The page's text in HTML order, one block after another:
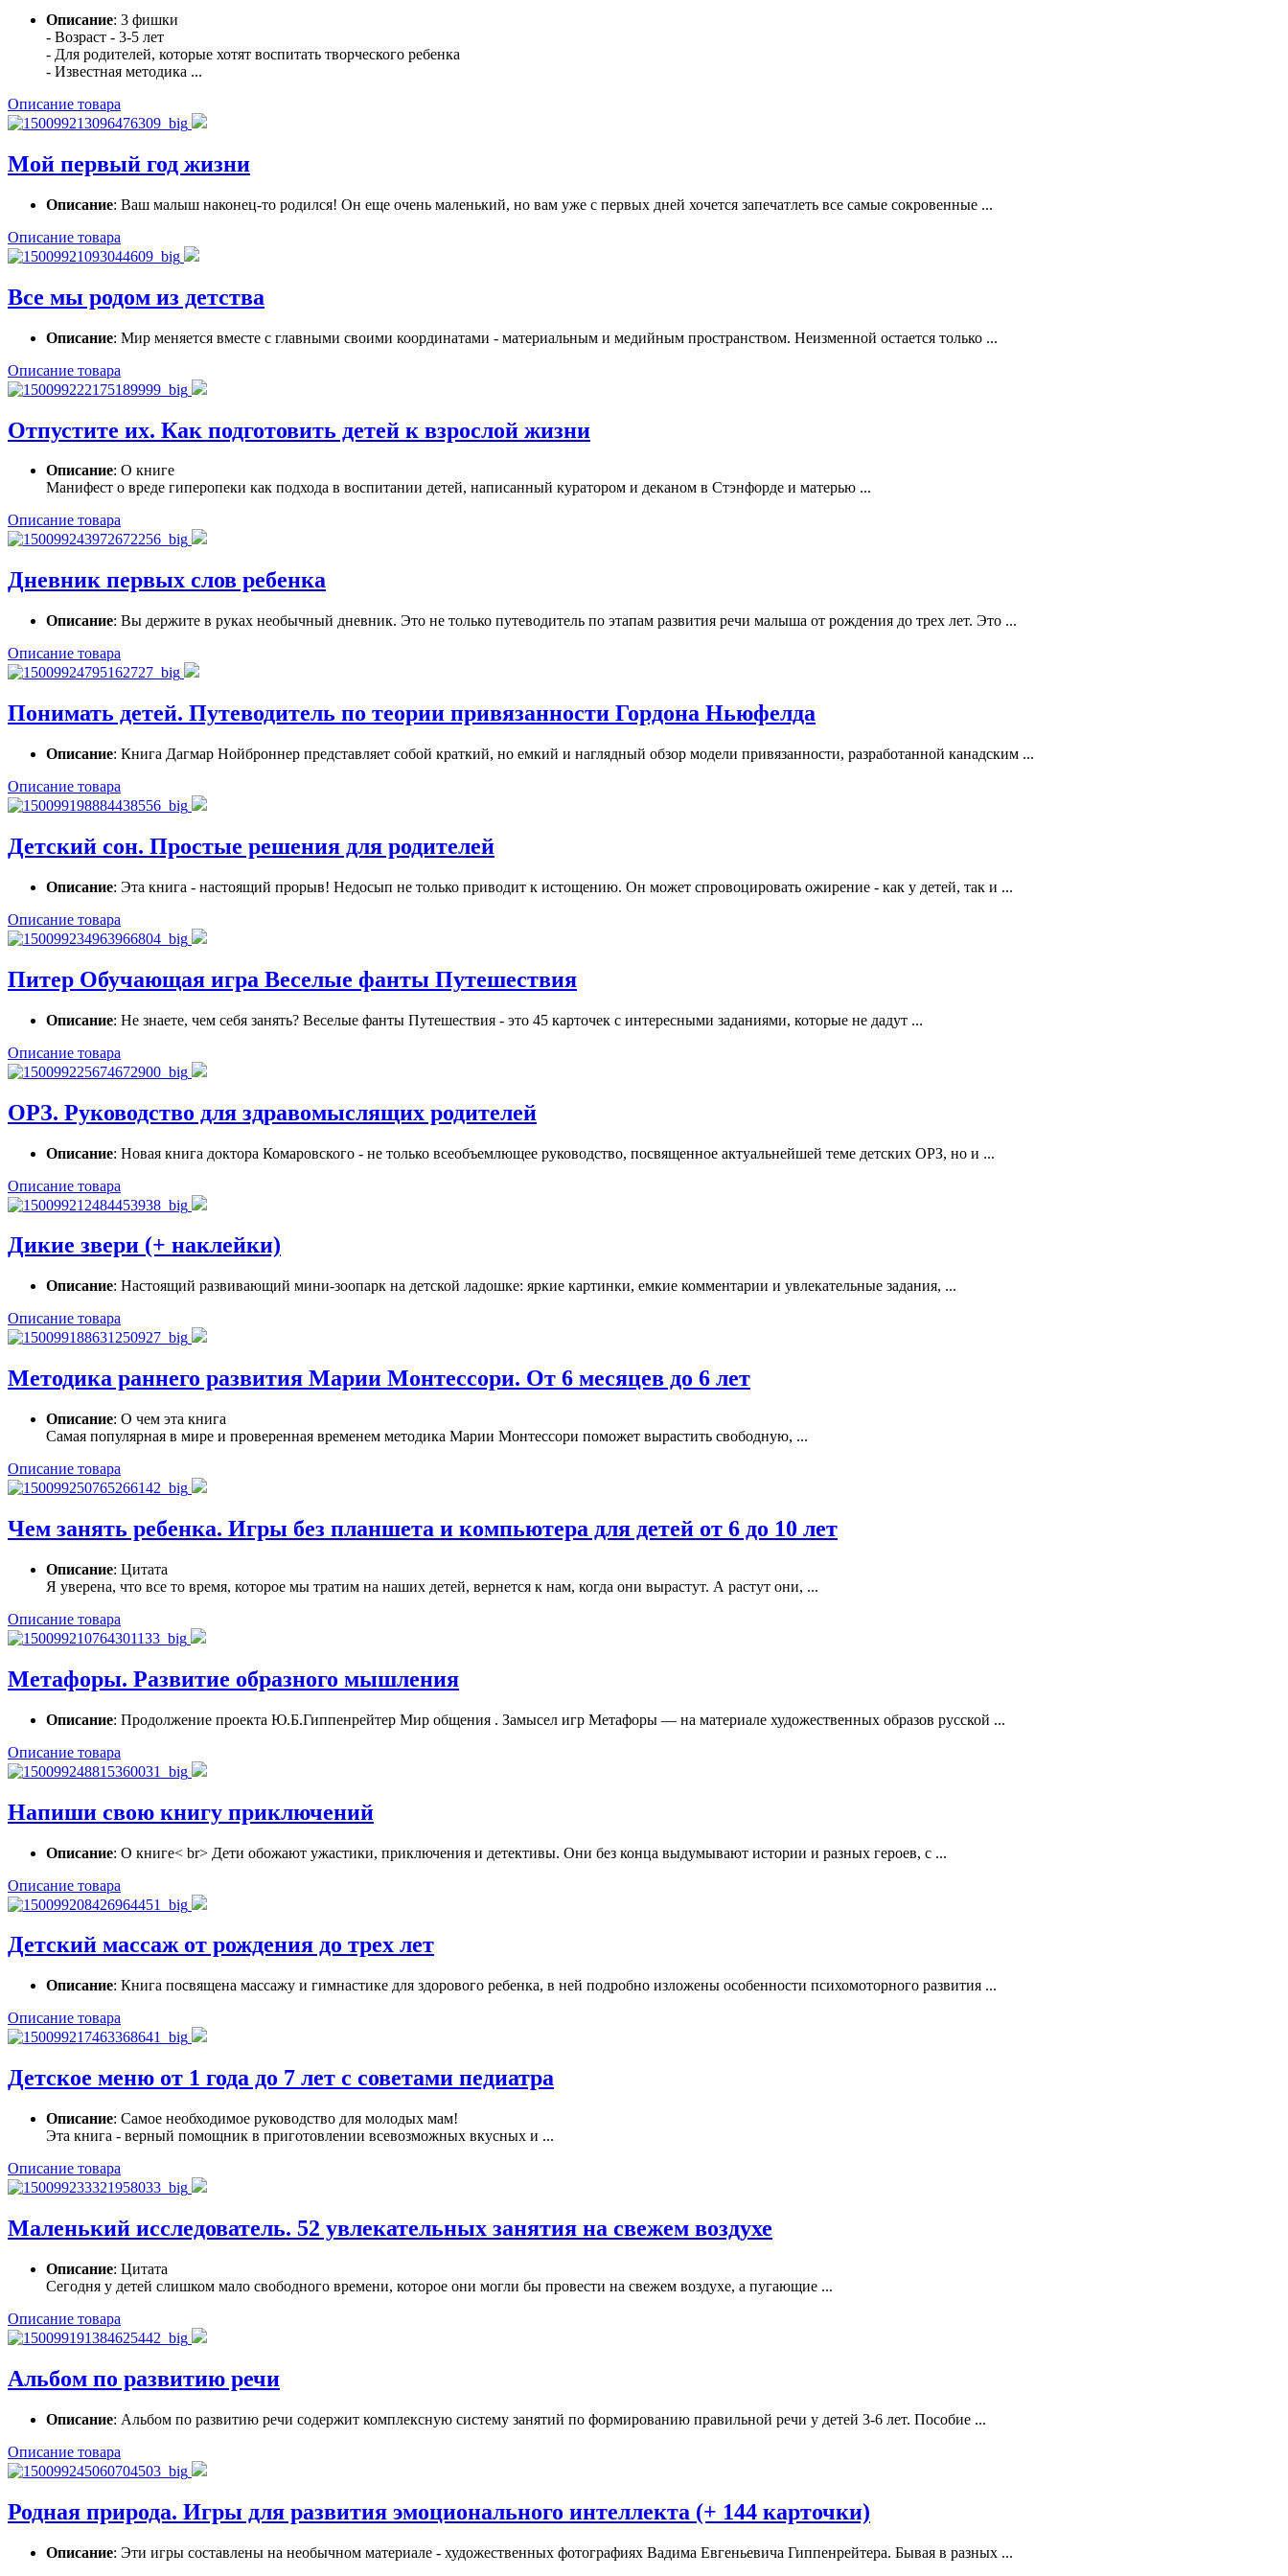
Описание: 3 фишки
- Возраст - 3-5 лет
- Для родителей, которые хотят воспитать творческого ребенка
- Известная методика ...
Описание товара
Мой первый год жизни
Описание: Ваш малыш наконец-то родился! Он еще очень маленький, но вам уже с первых дней хочется запечатлеть все самые сокровенные ...
Описание товара
Все мы родом из детства
Описание: Мир меняется вместе с главными своими координатами - материальным и медийным пространством. Неизменной остается только ...
Описание товара
Отпустите их. Как подготовить детей к взрослой жизни
Описание: О книге
Манифест о вреде гиперопеки как подхода в воспитании детей, написанный куратором и деканом в Стэнфорде и матерью ...
Описание товара
Дневник первых слов ребенка
Описание: Вы держите в руках необычный дневник. Это не только путеводитель по этапам развития речи малыша от рождения до трех лет. Это ...
Описание товара
Понимать детей. Путеводитель по теории привязанности Гордона Ньюфелда
Описание: Книга Дагмар Нойброннер представляет собой краткий, но емкий и наглядный обзор модели привязанности, разработанной канадским ...
Описание товара
Детский сон. Простые решения для родителей
Описание: Эта книга - настоящий прорыв! Недосып не только приводит к истощению. Он может спровоцировать ожирение - как у детей, так и ...
Описание товара
Питер Обучающая игра Веселые фанты Путешествия
Описание: Не знаете, чем себя занять? Веселые фанты Путешествия - это 45 карточек с интересными заданиями, которые не дадут ...
Описание товара
ОРЗ. Руководство для здравомыслящих родителей
Описание: Новая книга доктора Комаровского - не только всеобъемлющее руководство, посвященное актуальнейшей теме детских ОРЗ, но и ...
Описание товара
Дикие звери (+ наклейки)
Описание: Настоящий развивающий мини-зоопарк на детской ладошке: яркие картинки, емкие комментарии и увлекательные задания, ...
Описание товара
Методика раннего развития Марии Монтессори. От 6 месяцев до 6 лет
Описание: О чем эта книга
Самая популярная в мире и проверенная временем методика Марии Монтессори поможет вырастить свободную, ...
Описание товара
Чем занять ребенка. Игры без планшета и компьютера для детей от 6 до 10 лет
Описание: Цитата
Я уверена, что все то время, которое мы тратим на наших детей, вернется к нам, когда они вырастут. А растут они, ...
Описание товара
Метафоры. Развитие образного мышления
Описание: Продолжение проекта Ю.Б.Гиппенрейтер Мир общения . Замысел игр Метафоры — на материале художественных образов русской ...
Описание товара
Напиши свою книгу приключений
Описание: О книге< br> Дети обожают ужастики, приключения и детективы. Они без конца выдумывают истории и разных героев, с ...
Описание товара
Детский массаж от рождения до трех лет
Описание: Книга посвящена массажу и гимнастике для здорового ребенка, в ней подробно изложены особенности психомоторного развития ...
Описание товара
Детское меню от 1 года до 7 лет с советами педиатра
Описание: Самое необходимое руководство для молодых мам!
Эта книга - верный помощник в приготовлении всевозможных вкусных и ...
Описание товара
Маленький исследователь. 52 увлекательных занятия на свежем воздухе
Описание: Цитата
Сегодня у детей слишком мало свободного времени, которое они могли бы провести на свежем воздухе, а пугающие ...
Описание товара
Альбом по развитию речи
Описание: Альбом по развитию речи содержит комплексную систему занятий по формированию правильной речи у детей 3-6 лет. Пособие ...
Описание товара
Родная природа. Игры для развития эмоционального интеллекта (+ 144 карточки)
Описание: Эти игры составлены на необычном материале - художественных фотографиях Вадима Евгеньевича Гиппенрейтера. Бывая в разных ...